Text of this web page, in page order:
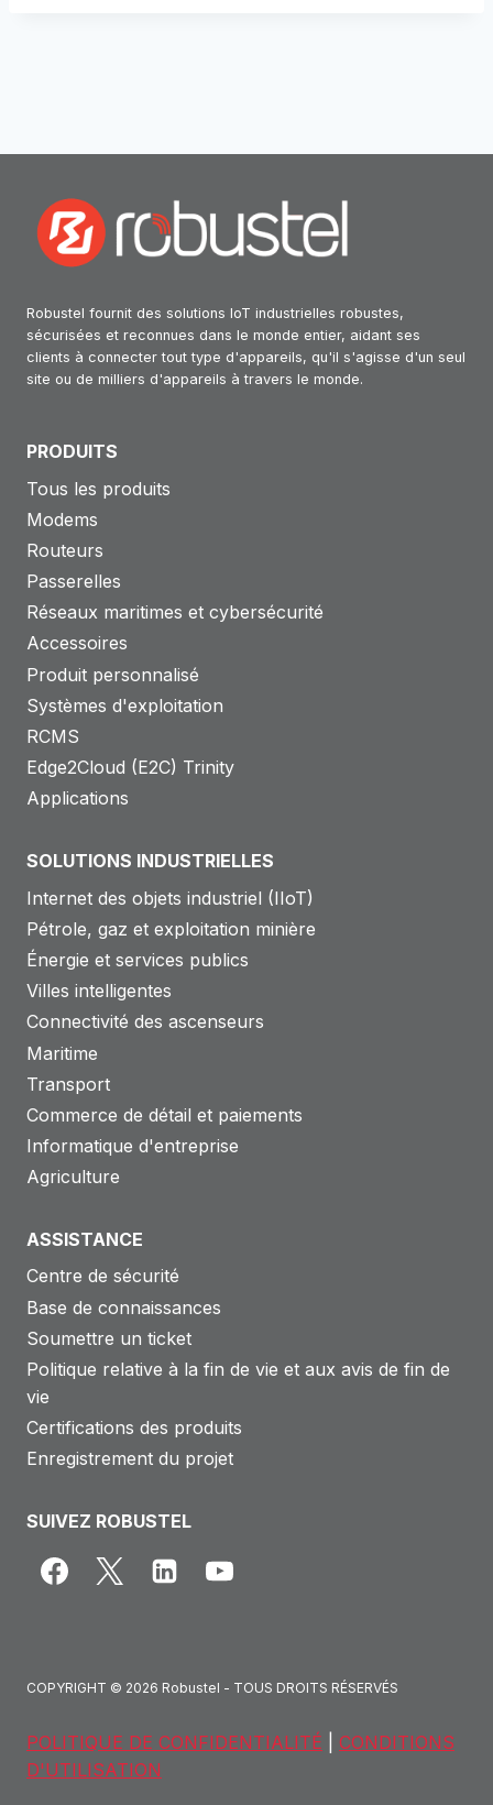
Robustel fournit des solutions IoT industrielles robustes,
sécurisées et reconnues dans le monde entier, aidant ses
clients à connecter tout type d'appareils, qu'il s'agisse d'un seul
site ou de milliers d'appareils à travers le monde.
PRODUITS
Tous les produits
Modems
Routeurs
Passerelles
Réseaux maritimes et cybersécurité
Accessoires
Produit personnalisé
Systèmes d'exploitation
RCMS
Edge2Cloud (E2C) Trinity
Applications
SOLUTIONS INDUSTRIELLES
Internet des objets industriel (IIoT)
Pétrole, gaz et exploitation minière
Énergie et services publics
Villes intelligentes
Connectivité des ascenseurs
Maritime
Transport
Commerce de détail et paiements
Informatique d'entreprise
Agriculture
ASSISTANCE
Centre de sécurité
Base de connaissances
Soumettre un ticket
Politique relative à la fin de vie et aux avis de fin de
vie
Certifications des produits
Enregistrement du projet
SUIVEZ ROBUSTEL
COPYRIGHT © 2026 Robustel - TOUS DROITS RÉSERVÉS
POLITIQUE DE CONFIDENTIALITÉ
CONDITIONS
D'UTILISATION